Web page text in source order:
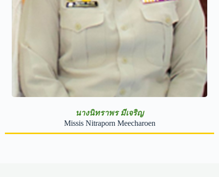
นางนิทราพร มีเจริญ
Missis Nitraporn Meecharoen